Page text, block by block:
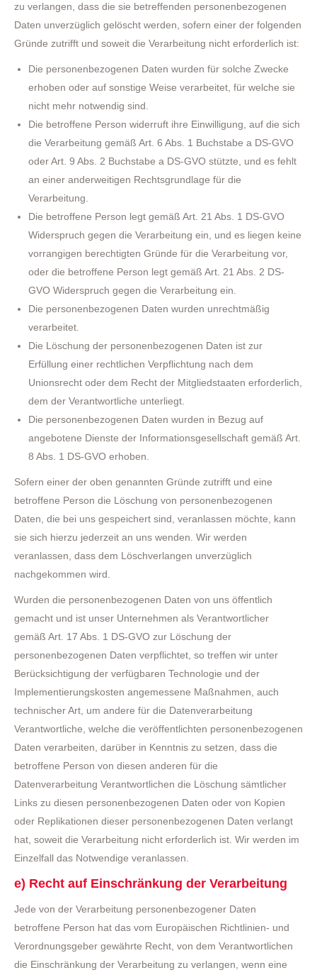
zu verlangen, dass die sie betreffenden personenbezogenen
Daten unverzüglich gelöscht werden, sofern einer der folgenden
Gründe zutrifft und soweit die Verarbeitung nicht erforderlich ist:
Die personenbezogenen Daten wurden für solche Zwecke
erhoben oder auf sonstige Weise verarbeitet, für welche sie
nicht mehr notwendig sind.
Die betroffene Person widerruft ihre Einwilligung, auf die sich
die Verarbeitung gemäß Art. 6 Abs. 1 Buchstabe a DS-GVO
oder Art. 9 Abs. 2 Buchstabe a DS-GVO stützte, und es fehlt
an einer anderweitigen Rechtsgrundlage für die
Verarbeitung.
Die betroffene Person legt gemäß Art. 21 Abs. 1 DS-GVO
Widerspruch gegen die Verarbeitung ein, und es liegen keine
vorrangigen berechtigten Gründe für die Verarbeitung vor,
oder die betroffene Person legt gemäß Art. 21 Abs. 2 DS-
GVO Widerspruch gegen die Verarbeitung ein.
Die personenbezogenen Daten wurden unrechtmäßig
verarbeitet.
Die Löschung der personenbezogenen Daten ist zur
Erfüllung einer rechtlichen Verpflichtung nach dem
Unionsrecht oder dem Recht der Mitgliedstaaten erforderlich,
dem der Verantwortliche unterliegt.
Die personenbezogenen Daten wurden in Bezug auf
angebotene Dienste der Informationsgesellschaft gemäß Art.
8 Abs. 1 DS-GVO erhoben.
Sofern einer der oben genannten Gründe zutrifft und eine
betroffene Person die Löschung von personenbezogenen
Daten, die bei uns gespeichert sind, veranlassen möchte, kann
sie sich hierzu jederzeit an uns wenden. Wir werden
veranlassen, dass dem Löschverlangen unverzüglich
nachgekommen wird.
Wurden die personenbezogenen Daten von uns öffentlich
gemacht und ist unser Unternehmen als Verantwortlicher
gemäß Art. 17 Abs. 1 DS-GVO zur Löschung der
personenbezogenen Daten verpflichtet, so treffen wir unter
Berücksichtigung der verfügbaren Technologie und der
Implementierungskosten angemessene Maßnahmen, auch
technischer Art, um andere für die Datenverarbeitung
Verantwortliche, welche die veröffentlichten personenbezogenen
Daten verarbeiten, darüber in Kenntnis zu setzen, dass die
betroffene Person von diesen anderen für die
Datenverarbeitung Verantwortlichen die Löschung sämtlicher
Links zu diesen personenbezogenen Daten oder von Kopien
oder Replikationen dieser personenbezogenen Daten verlangt
hat, soweit die Verarbeitung nicht erforderlich ist. Wir werden im
Einzelfall das Notwendige veranlassen.
e) Recht auf Einschränkung der Verarbeitung
Jede von der Verarbeitung personenbezogener Daten
betroffene Person hat das vom Europäischen Richtlinien- und
Verordnungsgeber gewährte Recht, von dem Verantwortlichen
die Einschränkung der Verarbeitung zu verlangen, wenn eine